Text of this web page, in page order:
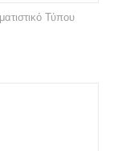
Τύπου